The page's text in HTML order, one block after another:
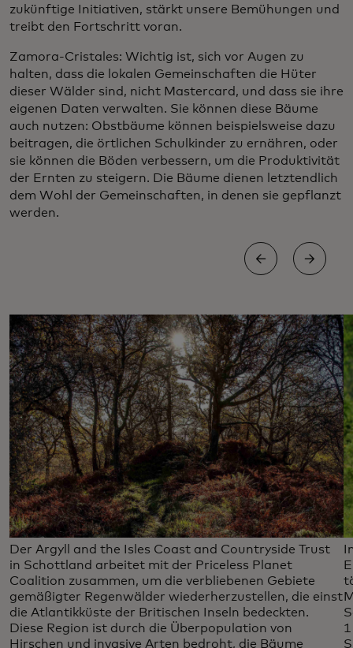
zukünftige Initiativen, stärkt unsere Bemühungen und
treibt den Fortschritt voran.
Zamora-Cristales: Wichtig ist, sich vor Augen zu
halten, dass die lokalen Gemeinschaften die Hüter
dieser Wälder sind, nicht Mastercard, und dass sie ihre
eigenen Daten verwalten. Sie können diese Bäume
auch nutzen: Obstbäume können beispielsweise dazu
beitragen, die örtlichen Schulkinder zu ernähren, oder
sie können die Böden verbessern, um die Produktivität
der Ernten zu steigern. Die Bäume dienen letztendlich
dem Wohl der Gemeinschaften, in denen sie gepflanzt
werden.
Der Argyll and the Isles Coast and Countryside Trust
in Schottland arbeitet mit der Priceless Planet
Coalition zusammen, um die verbliebenen Gebiete
gemäßigter Regenwälder wiederherzustellen, die einst
die Atlantikküste der Britischen Inseln bedeckten.
Diese Region ist durch die Überpopulation von
Hirschen und invasive Arten bedroht, die Bäume